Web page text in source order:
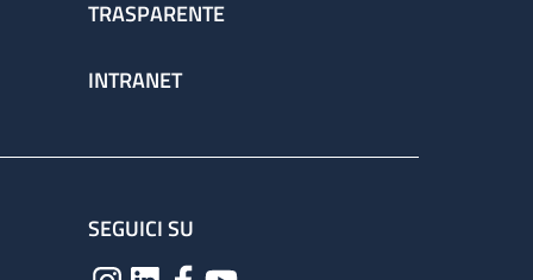
TRASPARENTE
INTRANET
SEGUICI SU